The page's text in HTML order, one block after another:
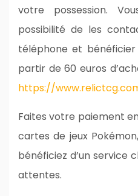
votre possession.
possibilité de les
téléphone et
partir de 60 euros
https://
Faites votre paiement
cartes de jeux
bénéficiez d’un service
attentes.